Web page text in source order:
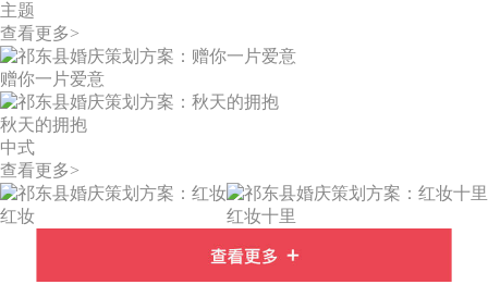
主题
查看更多>
赠你一片爱意
秋天的拥抱
中式
查看更多>
红妆 红妆十里